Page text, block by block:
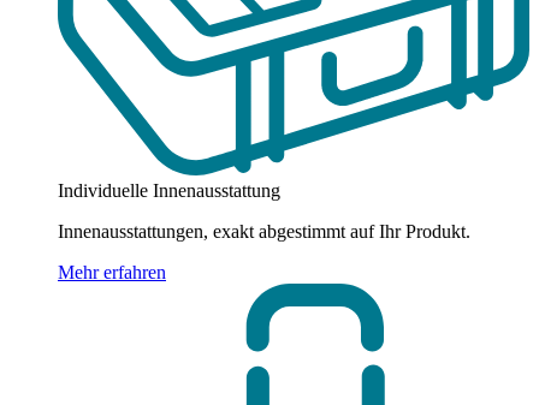
Individuelle Innenausstattung
Innenausstattungen, exakt abgestimmt auf Ihr Produkt.
Mehr erfahren